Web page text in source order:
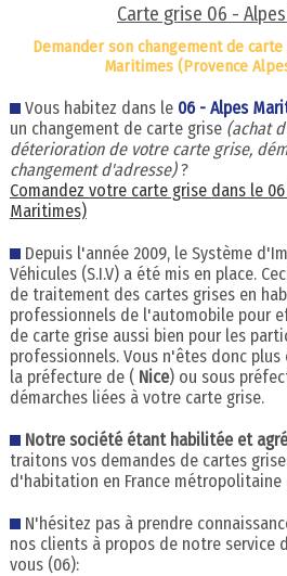
Carte grise 06 -
Demander son changement de
Maritimes (Provence
Vous habitez dans le 06 - Alpes
un changement de carte grise (achat
déterioration de votre carte grise,
changement d'adresse)?
Comandez votre carte grise dans le
Maritimes)
Depuis l'année 2009, le Système
Véhicules (S.I.V) a été mis en place.
de traitement des cartes grises en
professionnels de l'automobile pour
de carte grise aussi bien pour les
professionnels. Vous n'êtes donc
la préfecture de ( Nice) ou sous
démarches liées à votre carte grise.
Notre société étant habilitée et
traitons vos demandes de cartes
d'habitation en France métropolitaine
N'hésitez pas à prendre
nos clients à propos de notre service
vous (06):